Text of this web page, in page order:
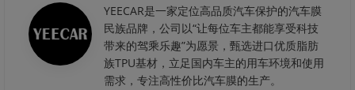
YEECAR是一家定位高品质汽车保护的汽车膜
民族品牌，公司以“让每位车主都能享受科技
带来的驾乘乐趣”为愿景，甄选进口优质脂肪
族TPU基材，立足国内车主的用车环境和使用
需求，专注高性价比汽车膜的生产。